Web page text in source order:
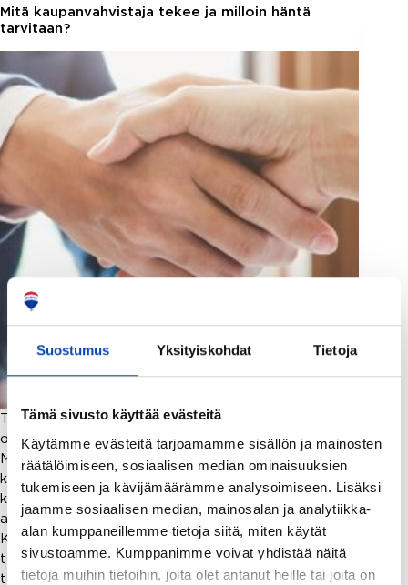
Suostumus Yksityiskohdat Tietoja
Tämä sivusto käyttää evästeitä
Käytämme evästeitä tarjoamamme sisällön ja mainosten
räätälöimiseen, sosiaalisen median ominaisuuksien
tukemiseen ja kävijämäärämme analysoimiseen. Lisäksi
jaamme sosiaalisen median, mainosalan ja analytiikka-
alan kumppaneillemme tietoja siitä, miten käytät
sivustoamme. Kumppanimme voivat yhdistää näitä
tietoja muihin tietoihin, joita olet antanut heille tai joita on
sopivat
eri
Mitä kaupanvahvistaja tekee ja milloin häntä
tarvitaan?
Termi kaupanvahvistaja on monille kiinteistön
ostamista tai myymistä harkitsevalle tuttu käsite.
Mitä kaupanvahvistaja tekee, milloin
kaupanvahvistajaa tarvitaan ja kuka voi toimia
kaupanvahvistajana? Muun muassa näihin kysymyksiin
annamme vastauksia tässä artikkelissa.
Kaupanvahvistaja varmistaa, että kiinteistökauppa
tehdään oikein Kaupanvahvistajan ensisijaisena
tehtävänä on…